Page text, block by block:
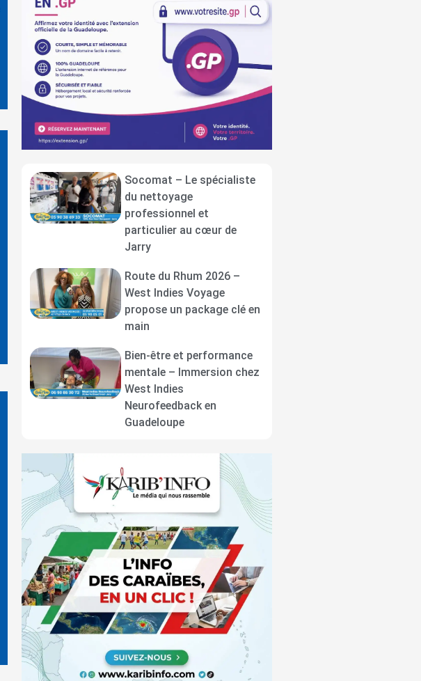
Socomat – Le spécialiste
du nettoyage
professionnel et
particulier au cœur de
Jarry
Route du Rhum 2026 –
West Indies Voyage
propose un package clé en
main
Bien-être et performance
mentale – Immersion chez
West Indies
Neurofeedback en
Guadeloupe